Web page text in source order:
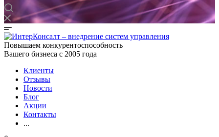
Повышаем конкурентоспособность
Вашего бизнеса с 2005 года
Клиенты
Отзывы
Новости
Блог
Акции
Контакты
...